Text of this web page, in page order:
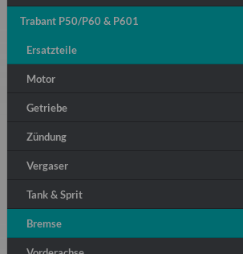
Trabant P50/P60 & P601
Ersatzteile
Motor
Getriebe
Zündung
Vergaser
Tank & Sprit
Bremse